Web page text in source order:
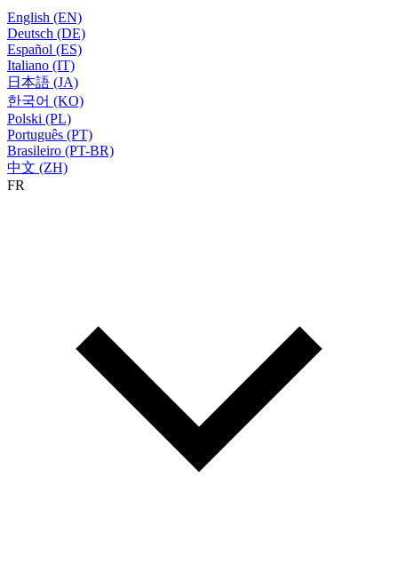
English (EN)
Deutsch (DE)
Español (ES)
Italiano (IT)
日本語 (JA)
한국어 (KO)
Polski (PL)
Português (PT)
Brasileiro (PT-BR)
中文 (ZH)
FR